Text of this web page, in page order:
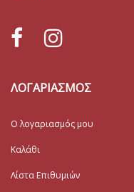
ΛΟΓΑΡΙΑΣΜΟΣ
Ο λογαριασμός μου
Καλάθι
Λίστα Επιθυμιών